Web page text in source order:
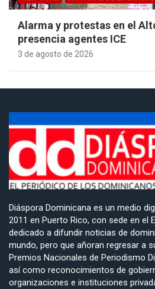
Alarma y protestas en el
presencia agentes ICE
3 de agosto de 2026
Diáspora Dominicana es un medio
2011 en Puerto Rico, con sede en el
dedicado a difundir noticias de
mundo, pero que añoran regresar a
Premios Nacionales de Periodismo
así como reconocimientos de
organizaciones e instituciones